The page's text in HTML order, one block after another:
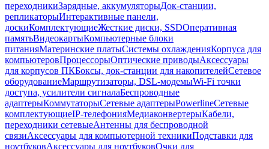
переходникиЗарядные, аккумуляторыДок-станции,
репликаторыИнтерактивные панели,
доскиКомплектующиеЖесткие диски, SSDОперативная
памятьВидеокартыКомпьютерные блоки
питанияМатеринские платыСистемы охлажденияКорпуса для
компьютеровПроцессорыОптические приводыАксессуары
для корпусов ПКБоксы, док-станции для накопителейСетевое
оборудованиеМаршрутизаторы, DSL-модемыWi-Fi точки
доступа, усилители сигналаБеспроводные
адаптерыКоммутаторыСетевые адаптерыPowerlineСетевые
комплектующиеIP-телефонияМедиаконвертерыКабели,
переходники сетевыеАнтенны для беспроводной
связиАксессуары для компьютерной техникиПодставки для
ноутбуковАксессуары для ноутбуковОчки для